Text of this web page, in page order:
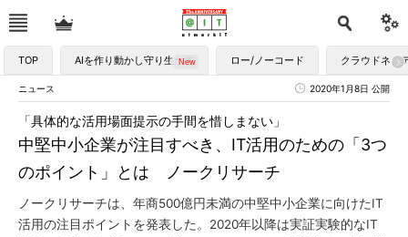
TOP AIを作り動かし守り生かす ロー/ノーコード クラウドネイ
ニュース 2020年1月8日 公開
中堅中小企業が注目すべき、IT活用のための「3つ
のポイント」とは ノークリサーチ
「具体的な活用場面提示の手間を惜しまない」
ノークリサーチは、年商500億円未満の中堅中小企業に向けたIT
活用の注目ポイントを発表した。2020年以降は実証実験的なIT